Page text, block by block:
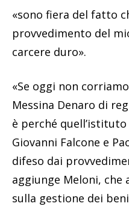
«sono fiera del fatto
provvedimento del
carcere duro».
«Se oggi non
Messina Denaro di
è perché
Giovanni Falcone e
difeso dai
aggiunge Meloni, che
sulla gestione dei